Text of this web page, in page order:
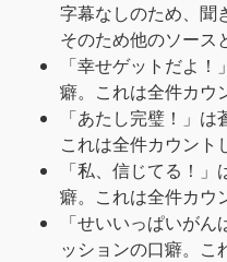
字幕なしのため、聞
そのため他のソース
「幸せゲットだよ
癖。これは全件カウ
「あたし完璧！」は
これは全件カウント
「私、信じてる！
癖。これは全件カウ
「せいいっぱいが
ッションの口癖。こ